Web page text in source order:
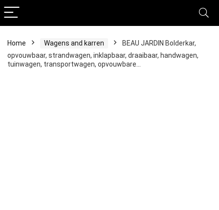
Home Wagens and karren
BEAU JARDIN Bolderkar,
opvouwbaar, strandwagen, inklapbaar, draaibaar, handwagen,
tuinwagen, transportwagen, opvouwbare…